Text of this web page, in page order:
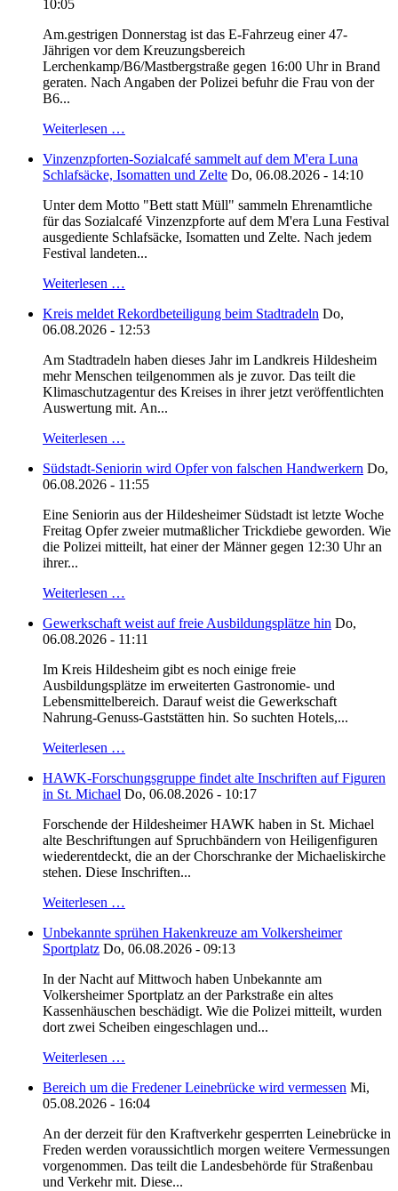
10:05
Am.gestrigen Donnerstag ist das E-Fahrzeug einer 47-
Jährigen vor dem Kreuzungsbereich
Lerchenkamp/B6/Mastbergstraße gegen 16:00 Uhr in Brand
geraten. Nach Angaben der Polizei befuhr die Frau von der
B6...
Weiterlesen …
Vinzenzpforten-Sozialcafé sammelt auf dem M'era Luna
Schlafsäcke, Isomatten und Zelte Do, 06.08.2026 - 14:10
Unter dem Motto "Bett statt Müll" sammeln Ehrenamtliche
für das Sozialcafé Vinzenzpforte auf dem M'era Luna Festival
ausgediente Schlafsäcke, Isomatten und Zelte. Nach jedem
Festival landeten...
Weiterlesen …
Kreis meldet Rekordbeteiligung beim Stadtradeln Do,
06.08.2026 - 12:53
Am Stadtradeln haben dieses Jahr im Landkreis Hildesheim
mehr Menschen teilgenommen als je zuvor. Das teilt die
Klimaschutzagentur des Kreises in ihrer jetzt veröffentlichten
Auswertung mit. An...
Weiterlesen …
Südstadt-Seniorin wird Opfer von falschen Handwerkern Do,
06.08.2026 - 11:55
Eine Seniorin aus der Hildesheimer Südstadt ist letzte Woche
Freitag Opfer zweier mutmaßlicher Trickdiebe geworden. Wie
die Polizei mitteilt, hat einer der Männer gegen 12:30 Uhr an
ihrer...
Weiterlesen …
Gewerkschaft weist auf freie Ausbildungsplätze hin Do,
06.08.2026 - 11:11
Im Kreis Hildesheim gibt es noch einige freie
Ausbildungsplätze im erweiterten Gastronomie- und
Lebensmittelbereich. Darauf weist die Gewerkschaft
Nahrung-Genuss-Gaststätten hin. So suchten Hotels,...
Weiterlesen …
HAWK-Forschungsgruppe findet alte Inschriften auf Figuren
in St. Michael Do, 06.08.2026 - 10:17
Forschende der Hildesheimer HAWK haben in St. Michael
alte Beschriftungen auf Spruchbändern von Heiligenfiguren
wiederentdeckt, die an der Chorschranke der Michaeliskirche
stehen. Diese Inschriften...
Weiterlesen …
Unbekannte sprühen Hakenkreuze am Volkersheimer
Sportplatz Do, 06.08.2026 - 09:13
In der Nacht auf Mittwoch haben Unbekannte am
Volkersheimer Sportplatz an der Parkstraße ein altes
Kassenhäuschen beschädigt. Wie die Polizei mitteilt, wurden
dort zwei Scheiben eingeschlagen und...
Weiterlesen …
Bereich um die Fredener Leinebrücke wird vermessen Mi,
05.08.2026 - 16:04
An der derzeit für den Kraftverkehr gesperrten Leinebrücke in
Freden werden voraussichtlich morgen weitere Vermessungen
vorgenommen. Das teilt die Landesbehörde für Straßenbau
und Verkehr mit. Diese...